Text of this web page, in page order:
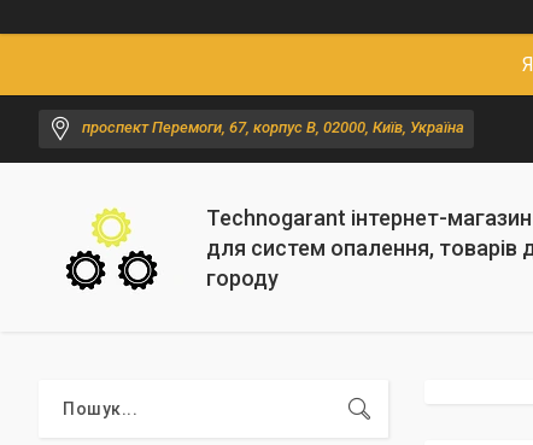
проспект Перемоги, 67, корпус В, 02000, Київ, Україна
Technogarant інтернет-
для систем опалення, товарів
городу